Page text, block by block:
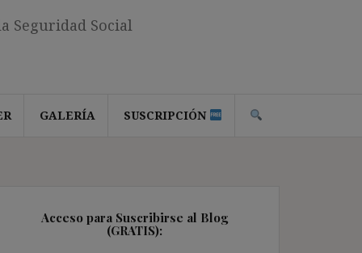
Seguridad Social
GALERÍA SUSCRIPCIÓN
Acceso para Suscribirse al Blog
(GRATIS):